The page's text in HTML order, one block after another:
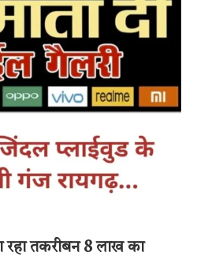
रहा तकरीबन 8 लाख का